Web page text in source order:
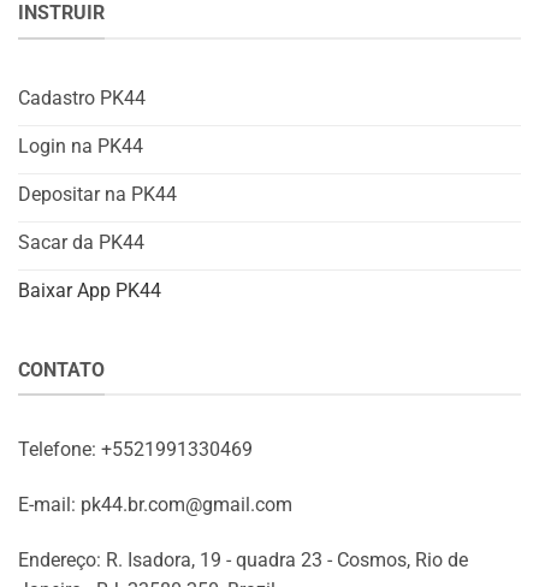
INSTRUIR
Cadastro PK44
Login na PK44
Depositar na PK44
Sacar da PK44
Baixar App PK44
CONTATO
Telefone: +5521991330469
E-mail: pk44.br.com@gmail.com
Endereço: R. Isadora, 19 - quadra 23 - Cosmos, Rio de